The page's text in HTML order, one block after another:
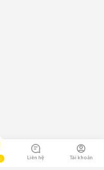
Liên hệ Tài khoản